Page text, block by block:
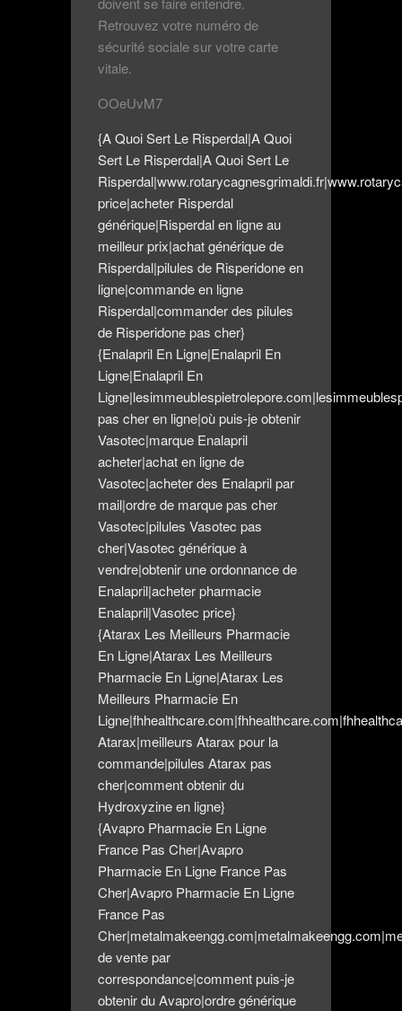
Retrouvez votre numéro de
sécurité sociale sur votre carte
vitale.
OOeUvM7
{A Quoi Sert Le Risperdal|A Quoi
Sert Le Risperdal|A Quoi Sert Le
price|acheter Risperdal
générique|Risperdal en ligne au
meilleur prix|achat générique de
Risperdal|pilules de Risperidone en
ligne|commande en ligne
Risperdal|commander des pilules
de Risperidone pas cher}
{Enalapril En Ligne|Enalapril En
Ligne|Enalapril En
pas cher en ligne|où puis-je obtenir
Vasotec|marque Enalapril
acheter|achat en ligne de
Vasotec|acheter des Enalapril par
mail|ordre de marque pas cher
Vasotec|pilules Vasotec pas
cher|Vasotec générique à
vendre|obtenir une ordonnance de
Enalapril|acheter pharmacie
Enalapril|Vasotec price}
{Atarax Les Meilleurs Pharmacie
En Ligne|Atarax Les Meilleurs
Pharmacie En Ligne|Atarax Les
Meilleurs Pharmacie En
Atarax|meilleurs Atarax pour la
commande|pilules Atarax pas
cher|comment obtenir du
Hydroxyzine en ligne}
{Avapro Pharmacie En Ligne
France Pas Cher|Avapro
Pharmacie En Ligne France Pas
Cher|Avapro Pharmacie En Ligne
France Pas
de vente par
correspondance|comment puis-je
obtenir du Avapro|ordre générique